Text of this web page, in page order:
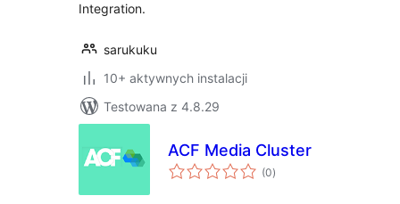
Integration.
sarukuku
10+ aktywnych instalacji
Testowana z 4.8.29
ACF Media Cluster
(0wszystkich
ocen
)